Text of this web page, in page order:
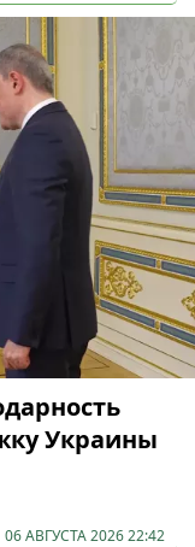
Украины
06 АВГУСТА 2026 22:42